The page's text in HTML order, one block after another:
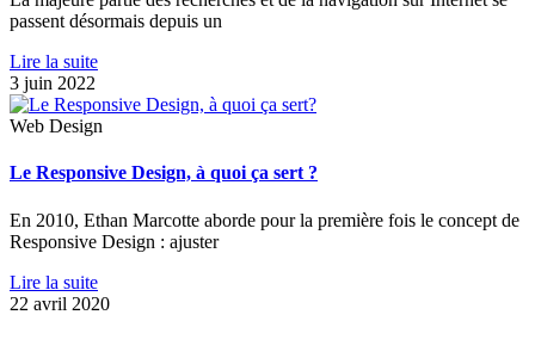
passent désormais depuis un
Lire la suite
3 juin 2022
Web Design
Le Responsive Design, à quoi ça sert ?
En 2010, Ethan Marcotte aborde pour la première fois le concept de
Responsive Design : ajuster
Lire la suite
22 avril 2020